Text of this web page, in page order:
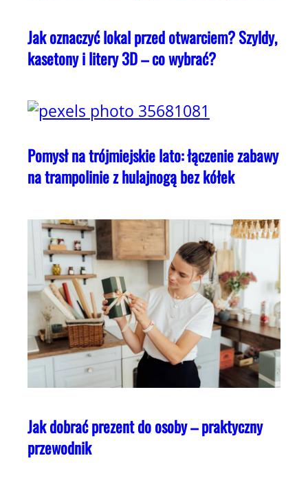
Jak oznaczyć lokal przed otwarciem? Szyldy,
kasetony i litery 3D – co wybrać?
Pomysł na trójmiejskie lato: łączenie zabawy
na trampolinie z hulajnogą bez kółek
Jak dobrać prezent do osoby – praktyczny
przewodnik